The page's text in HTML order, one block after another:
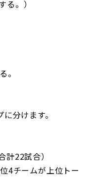
る。）
。
分けます。
22試合）
4チームが上位トー